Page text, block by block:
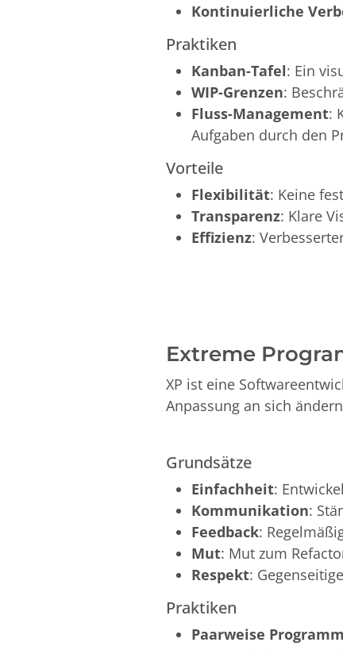
Kontinuierliche
Praktiken
Kanban-Tafel: Ein
WIP-Grenzen:
Fluss-Management:
Aufgaben durch den
Vorteile
Flexibilität: Keine
Transparenz: Klare
Effizienz:
Extreme
XP ist eine
Anpassung an sich
Grundsätze
Einfachheit:
Kommunikation:
Feedback:
Mut: Mut zum
Respekt:
Praktiken
Paarweise